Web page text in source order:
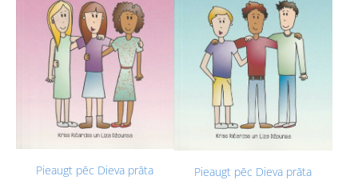
Pieaugt pēc Dieva prāta
Pieaugt pēc Dieva prāta